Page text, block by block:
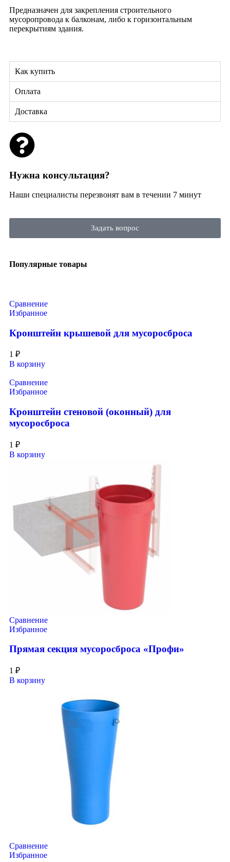
Предназначен для закрепления строительного
мусоропровода к балконам, либо к горизонтальным
перекрытиям здания.
Как купить
Оплата
Доставка
Нужна консультация?
Наши специалисты перезвонят вам в течении 7 минут
Задать вопрос
Популярные товары
Сравнение
Избранное
Кронштейн крышевой для мусоросброса
1 ₽
В корзину
Сравнение
Избранное
Кронштейн стеновой (оконный) для
мусоросброса
1 ₽
В корзину
Сравнение
Избранное
Прямая секция мусоросброса «Профи»
1 ₽
В корзину
Сравнение
Избранное